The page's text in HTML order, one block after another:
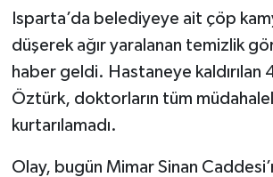
Isparta’da belediyeye ait çöp
düşerek ağır yaralanan temizlik
haber geldi. Hastaneye kaldırılan
Öztürk, doktorların tüm
kurtarılamadı.
Olay, bugün Mimar Sinan